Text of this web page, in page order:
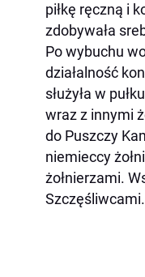
piłkę ręczną i
zdobywała
Po wybuchu
działalność
służyła w
wraz z innymi
do Puszczy
niemieccy
żołnierzami.
Szczęśliwcami.